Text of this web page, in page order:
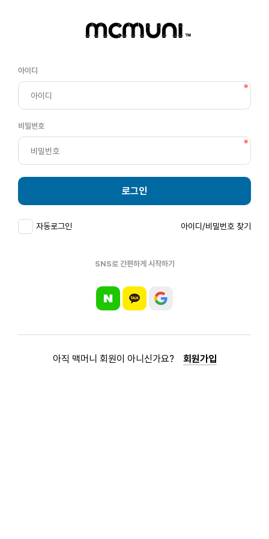
아이디
비밀번호
로그인
자동로그인 아이디/비밀번호 찾기
SNS로 간편하게 시작하기
아직 맥머니 회원이 아니신가요? 회원가입